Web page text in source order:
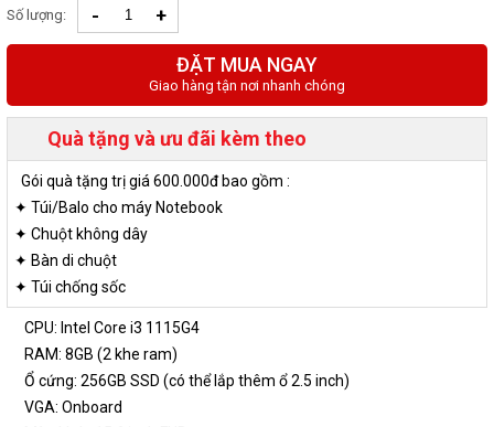
Số lượng: - +
ĐẶT MUA NGAY
Giao hàng tận nơi nhanh chóng
Quà tặng và ưu đãi kèm theo
Gói quà tặng trị giá 600.000đ bao gồm :
✦ Túi/Balo cho máy Notebook
✦ Chuột không dây
✦ Bàn di chuột
✦ Túi chống sốc
CPU: Intel Core i3 1115G4
RAM: 8GB (2 khe ram)
Ổ cứng: 256GB SSD (có thể lắp thêm ổ 2.5 inch)
VGA: Onboard